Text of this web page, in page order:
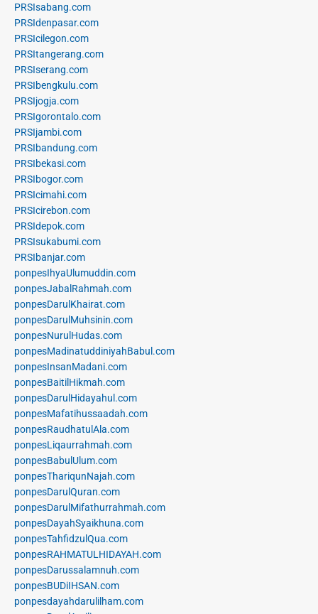
PRSIsabang.com
PRSIdenpasar.com
PRSIcilegon.com
PRSItangerang.com
PRSIserang.com
PRSIbengkulu.com
PRSIjogja.com
PRSIgorontalo.com
PRSIjambi.com
PRSIbandung.com
PRSIbekasi.com
PRSIbogor.com
PRSIcimahi.com
PRSIcirebon.com
PRSIdepok.com
PRSIsukabumi.com
PRSIbanjar.com
ponpesIhyaUlumuddin.com
ponpesJabalRahmah.com
ponpesDarulKhairat.com
ponpesDarulMuhsinin.com
ponpesNurulHudas.com
ponpesMadinatuddiniyahBabul.com
ponpesInsanMadani.com
ponpesBaitilHikmah.com
ponpesDarulHidayahul.com
ponpesMafatihussaadah.com
ponpesRaudhatulAla.com
ponpesLiqaurrahmah.com
ponpesBabulUlum.com
ponpesThariqunNajah.com
ponpesDarulQuran.com
ponpesDarulMifathurrahmah.com
ponpesDayahSyaikhuna.com
ponpesTahfidzulQua.com
ponpesRAHMATULHIDAYAH.com
ponpesDarussalamnuh.com
ponpesBUDiIHSAN.com
ponpesdayahdarulilham.com